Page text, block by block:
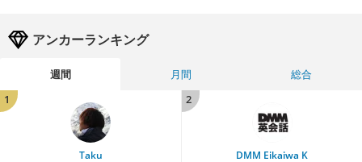
アンカーランキング
週間 月間
総合
1
Taku
2
DMM Eikaiwa K